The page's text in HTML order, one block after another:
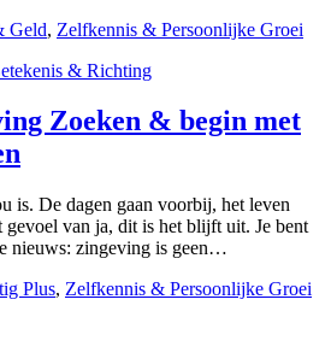
Geld, Zelfkennis & Persoonlijke Groei
& Richting
Zoeken & begin met
is. De dagen gaan voorbij, het leven
gevoel van ja, dit is het blijft uit. Je bent
nieuws: zingeving is geen…
Plus, Zelfkennis & Persoonlijke Groei